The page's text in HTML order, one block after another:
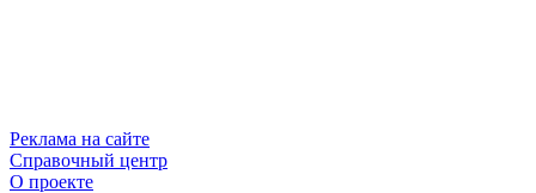
Реклама на сайте
Справочный центр
О проекте